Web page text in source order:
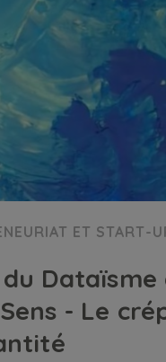
ET START-
du
- Le